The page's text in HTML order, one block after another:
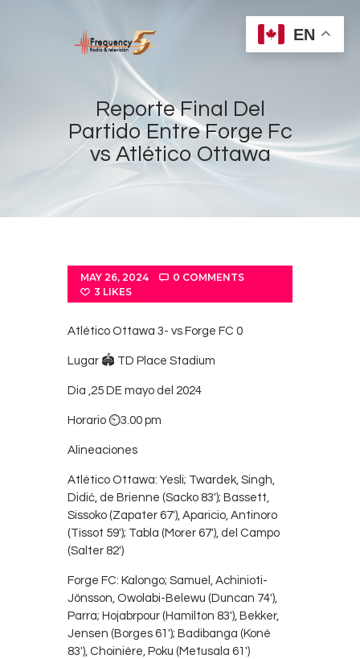
Reporte Final Del
Partido Entre Forge Fc
vs Atlético Ottawa
Home
Radios
Sports
News
MAY 26, 2024 0 COMMENTS
3 LIKES
Atlético Ottawa 3- vs Forge FC 0
Lugar 🏟 TD Place Stadium
Dia ,25 DE mayo del 2024
Horario ⏲3.00 pm
Alineaciones
Atlético Ottawa: Yesli; Twardek, Singh,
Didić, de Brienne (Sacko 83′); Bassett,
Sissoko (Zapater 67′), Aparicio, Antinoro
(Tissot 59′); Tabla (Morer 67′), del Campo
(Salter 82′)
Forge FC: Kalongo; Samuel, Achinioti-
Jönsson, Owolabi-Belewu (Duncan 74′),
Parra; Hojabrpour (Hamilton 83′), Bekker,
Jensen (Borges 61′); Badibanga (Koné
83′), Choinière, Poku (Metusala 61′)
EN